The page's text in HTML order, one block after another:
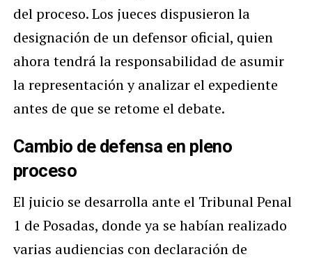
del proceso. Los jueces dispusieron la
designación de un defensor oficial, quien
ahora tendrá la responsabilidad de asumir
la representación y analizar el expediente
antes de que se retome el debate.
Cambio de defensa en pleno
proceso
El juicio se desarrolla ante el Tribunal Penal
1 de Posadas, donde ya se habían realizado
varias audiencias con declaración de